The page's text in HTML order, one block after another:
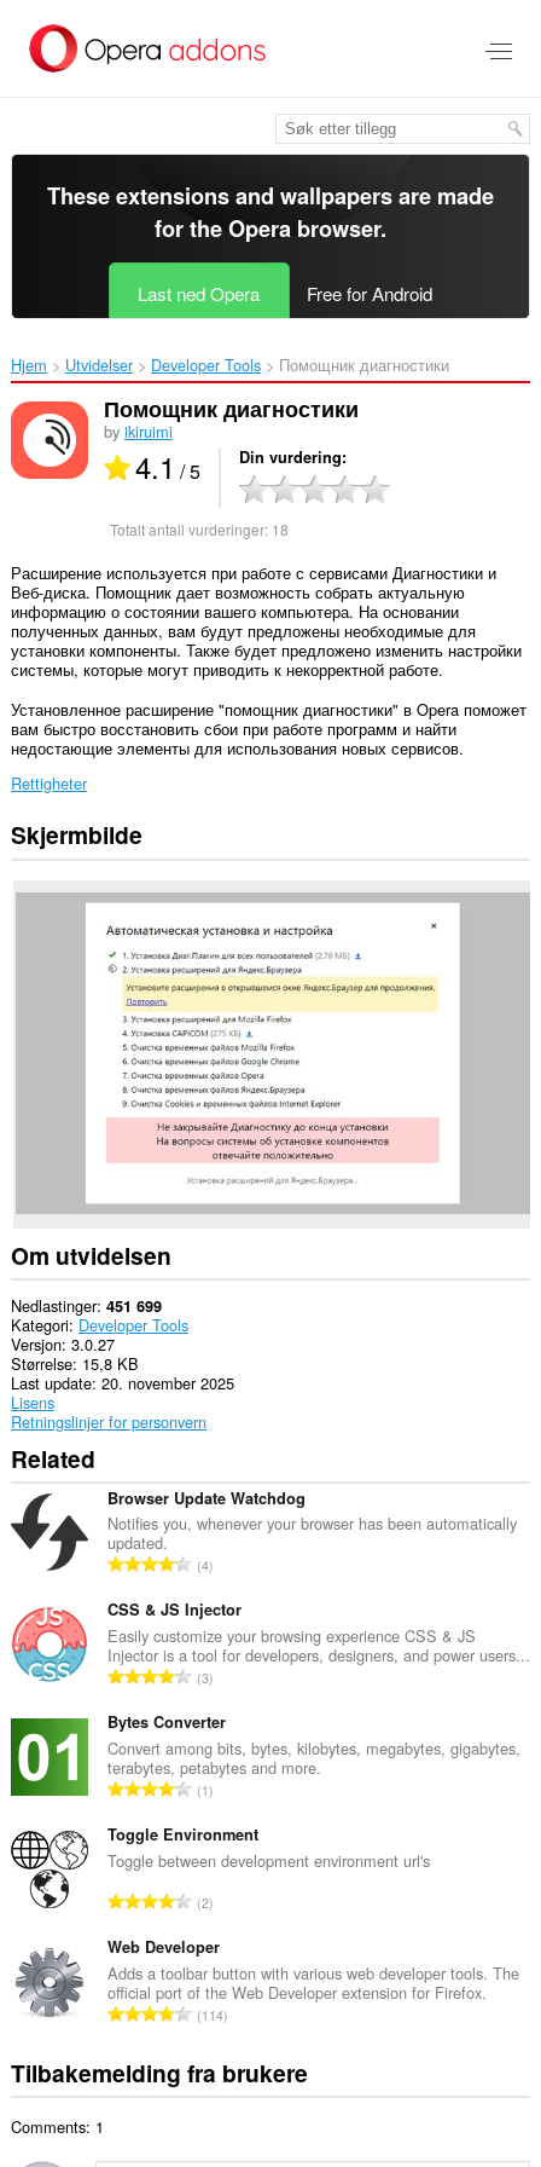
direkte
These extensions and wallpapers are made
for theOpera browser.
Last ned Opera Free for Android
Hjem Utvidelser Developer Tools Помощник диагностики‎
Помощник диагностики
by ikiruimi
4.1 / 5 Din vurdering
Totalt antall vurderinger: 18
Расширение используется при работе с сервисами Диагностики и
Веб-диска. Помощник дает возможность собрать актуальную
информацию о состоянии вашего компьютера. На основании
полученных данных, вам будут предложены необходимые для
установки компоненты. Также будет предложено изменить настройки
системы, которые могут приводить к некорректной работе.
Установленное расширение "помощник диагностики" в Opera поможет
вам быстро восстановить сбои при работе программ и найти
недостающие элементы для использования новых сервисов.
Rettigheter
Denne
utvidelsen
tilgang
Denne
utvidelsen
har
tilgang
til
fanene
og
nettleseraktiviteten
din.
Skjermbilde
Om utvidelsen
Nedlastinger 451 699
Kategori Developer Tools
Versjon 3.0.27
Størrelse 15,8 KB
Last update 20. november 2025
Lisens
Retningslinjer for personvern
Related
Browser Update Watchdog
Notifies you, whenever your browser has been automatically
updated.
T
t
a
l
t
n
t
a
l
v
r
e
r
i
n
e
r
4
CSS & JS Injector
Easily customize your browsing experience CSS & JS
Injector is a tool for developers, designers, and power users...
T
t
a
l
t
n
t
a
l
v
u
r
e
r
g
3
Bytes Converter
Convert among bits, bytes, kilobytes, megabytes, gigabytes,
terabytes, petabytes and more.
T
t
a
t
n
t
a
v
u
1
Toggle Environment
Toggle between development environment url's
T
t
a
l
t
n
t
2
Web Developer
Adds a toolbar button with various web developer tools. The
official port of the Web Developer extension for Firefox.
T
t
a
a
114
Tilbakemelding fra brukere
Comments: 1